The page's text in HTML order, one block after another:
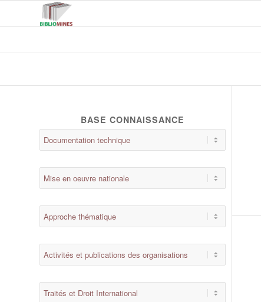
BASE CONNAISSANCE